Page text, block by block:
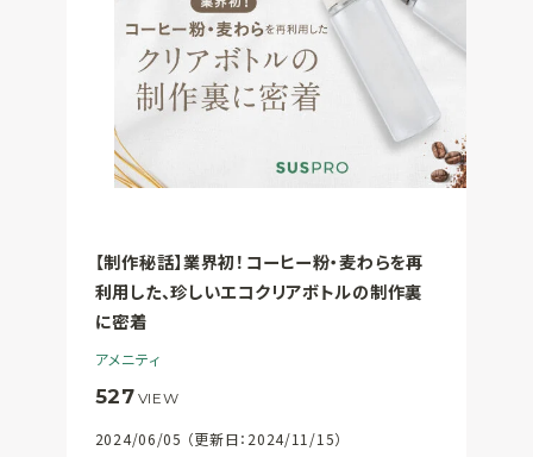
【制作秘話】業界初！コーヒー粉・麦わらを再
利用した、珍しいエコクリアボトルの制作裏
に密着
アメニティ
527 VIEW
2024/06/05 （更新日：2024/11/15）